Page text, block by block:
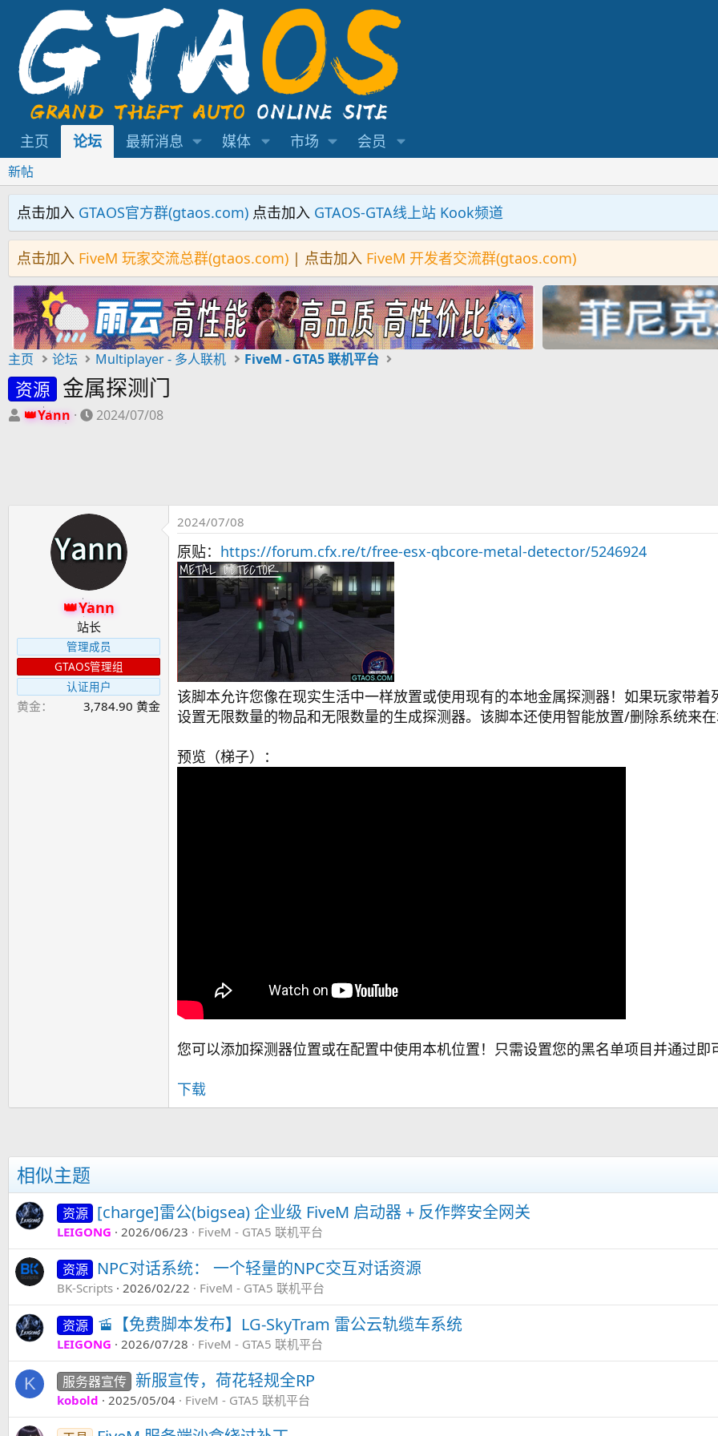
主页 论坛 最新消息 媒体 市场 会员
新帖
点击加入 GTAOS官方群(gtaos.com) 点击加入 GTAOS-GTA线上站 Kook频道
点击加入 FiveM 玩家交流总群(gtaos.com) | 点击加入 FiveM 开发者交流群(gtaos.com)
主页 论坛 Multiplayer - 多人联机 FiveM - GTA5 联机平台
资源 金属探测门
主Yann
开
2024/07/08
Yann
站长
管理成员
GTAOS管理组
认证用户
黄金 3,784.90 黄金
2024/07/08
原贴： https://forum.cfx.re/t/free-esx-qbcore-metal-detector/5246924
该脚本允许您像在现实生活中一样放置或使用现有的本地金属探测器！如果玩家带
设置无限数量的物品和无限数量的生成探测器。该脚本还使用智能放置/删除系统来
预览（梯子）：
您可以添加探测器位置或在配置中使用本机位置！只需设置您的黑名单项目并通过即
下载
相似主题
资源 [charge]雷公(bigsea) 企业级 FiveM 启动器 + 反作弊安全网关
LEIGONG 2026/06/23 FiveM - GTA5 联机平台
资源 NPC对话系统： 一个轻量的NPC交互对话资源
BK-Scripts 2026/02/22 FiveM - GTA5 联机平台
资源 🚡【免费脚本发布】LG-SkyTram 雷公云轨缆车系统
LEIGONG 2026/07/28 FiveM - GTA5 联机平台
K 服务器宣传 新服宣传，荷花轻规全RP
kobold 2025/05/04 FiveM - GTA5 联机平台